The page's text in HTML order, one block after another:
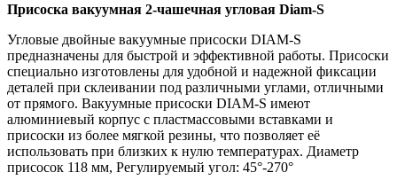
Присоска вакуумная 2-чашечная угловая Diam-S
Угловые двойные вакуумные присоски DIAM-S
предназначены для быстрой и эффективной работы. Присоски
специально изготовлены для удобной и надежной фиксации
деталей при склеивании под различными углами, отличными
от прямого. Вакуумные присоски DIAM-S имеют
алюминиевый корпус с пластмассовыми вставками и
присоски из более мягкой резины, что позволяет её
использовать при близких к нулю температурах. Диаметр
присосок 118 мм, Регулируемый угол: 45°-270°